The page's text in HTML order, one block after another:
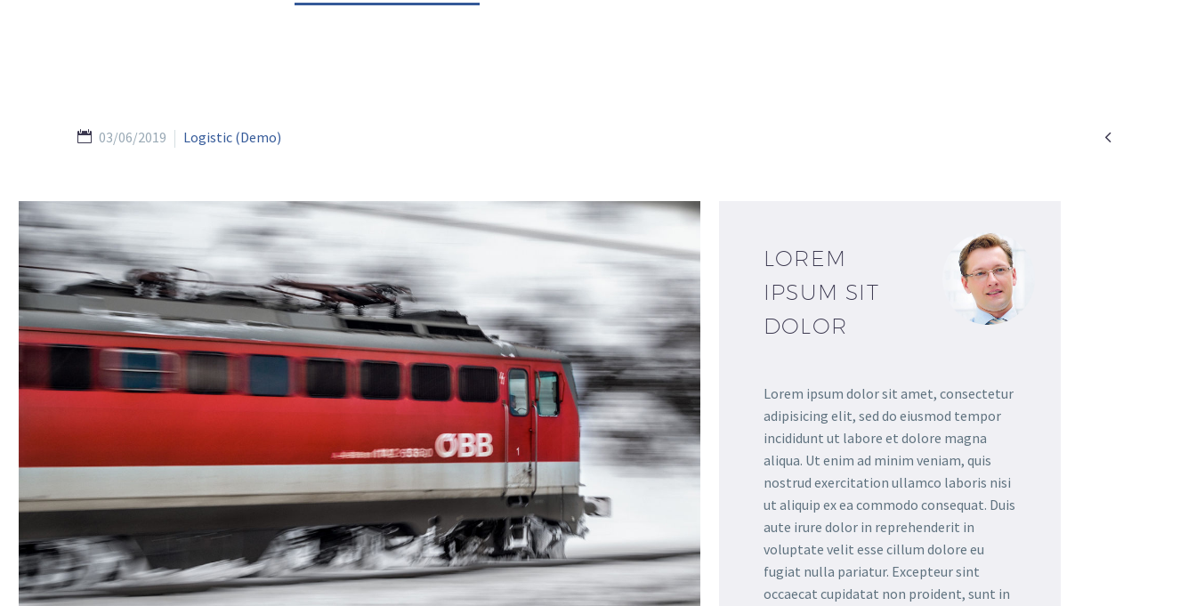

03/06/2019 Logistic (Demo)
LOREM
IPSUM SIT
DOLOR
Lorem ipsum dolor sit amet, consectetur
adipisicing elit, sed do eiusmod tempor
incididunt ut labore et dolore magna
aliqua. Ut enim ad minim veniam, quis
nostrud exercitation ullamco laboris nisi
ut aliquip ex ea commodo consequat. Duis
aute irure dolor in reprehenderit in
voluptate velit esse cillum dolore eu
fugiat nulla pariatur. Excepteur sint
occaecat cupidatat non proident, sunt in